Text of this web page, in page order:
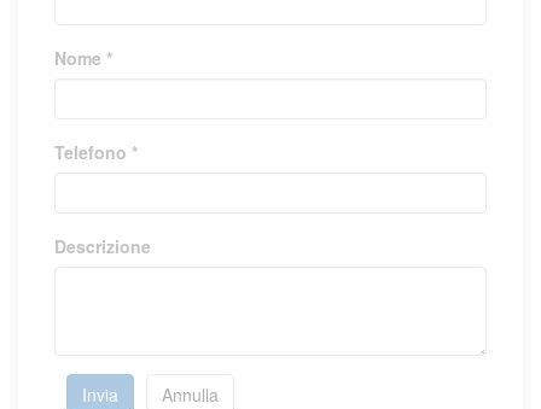
Nome *
Telefono *
Descrizione
Invia Annulla